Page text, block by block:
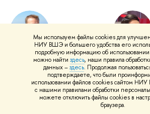
Мы используем файлы cookies для
НИУ ВШЭ и большего удобства его
подробную информацию об
можно найти здесь, наши правила
данных –здесь. Продолжая
подтверждаете, что были
использовании файлов cookies сайтом
с нашими правилами обработки
можете отключить файлы cookies в
браузера.
Синельщиков Дмитрий
Игоревич
Департамент
прикладной
математики: Доцент
Доцент